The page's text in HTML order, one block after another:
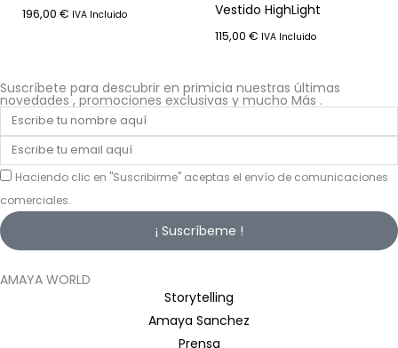
196,00 € IVA Incluido Vestido HighLight
115,00 € IVA Incluido
Suscríbete para descubrir en primicia nuestras últimas
novedades , promociones exclusivas y mucho Más .
Haciendo clic en "Suscribirme" aceptas el envío de comunicaciones
comerciales.
¡ Suscríbeme !
AMAYA WORLD
Storytelling
Amaya Sanchez
Prensa